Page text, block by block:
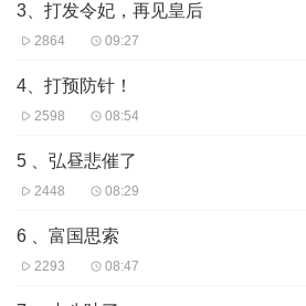
3、打发令妃，再见皇后
2864 09:27
4、打预防针！
2598 08:54
5 、弘昼悲催了
2448 08:29
6 、富国思索
2293 08:47